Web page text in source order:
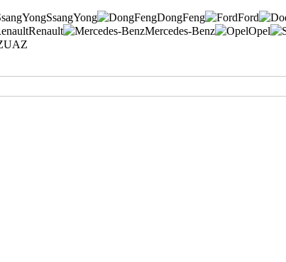
SsangYong DongFeng Ford
Renault Mercedes-Benz Opel
UAZ